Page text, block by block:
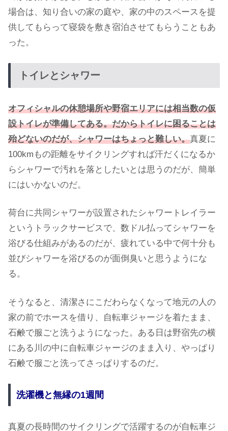
場合は、知り合いの家の庭や、家の中のスペースを提
供してもらって寝袋を敷き宿泊させてもらうこともあ
った。
トイレとシャワー
オフィシャルの休憩場所や野宿エリアには相当数の仮
設トイレが準備してある。だからトイレに困ることは
殆どないのだが、シャワーはちょっと難しい。真夏に
100kmもの距離をサイクリングすれば汗だくになるか
らシャワーで汚れを落としたいとは思うのだが、簡単
にはいかないのだ。
荷台に共同シャワーが設置されたシャワートレイラー
というトラックサービスで、数ドル払ってシャワーを
浴びる仕組みがあるのだが、疲れている中で何十分も
並びシャワーを浴びるのが面倒臭いと思うようにな
る。
そうなると、清潔さにこだわらなくなって地元の人の
家の前でホースを借り、自転車ジャージを着たまま、
石鹸で服ごと洗うようになった。ある日は野宿先の横
にある川の中に自転車ジャージのまま入り、やっぱり
石鹸で服ごと洗ってさっぱりするのだ。
洗濯機と無縁の1週間
真夏の長時間のサイクリングで活躍するのが自転車ジ